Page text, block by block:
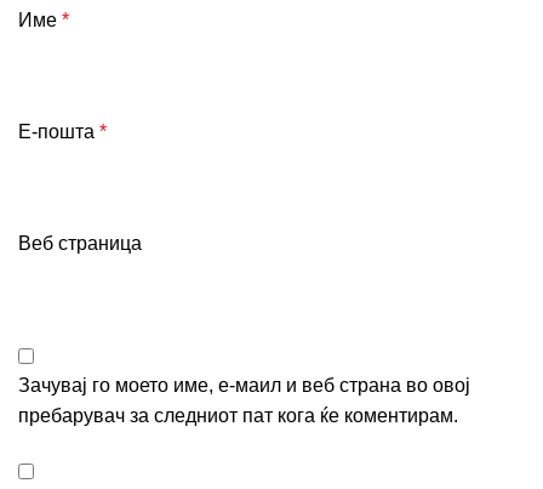
Име *
Е-пошта *
Веб страница
Зачувај го моето име, е-маил и веб страна во овој
пребарувач за следниот пат кога ќе коментирам.